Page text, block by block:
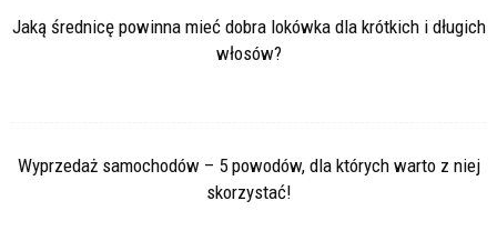
Jaką średnicę powinna mieć dobra lokówka dla krótkich i długich
włosów?
Wyprzedaż samochodów – 5 powodów, dla których warto z niej
skorzystać!